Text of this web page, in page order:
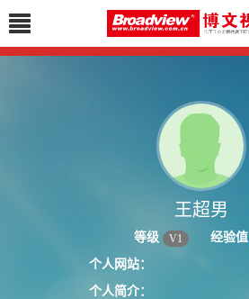
王超男
等级 V1 经验值
个人网站：
个人简介：